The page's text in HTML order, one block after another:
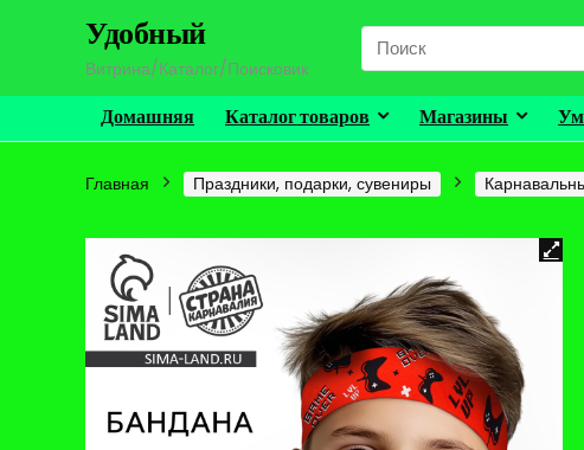
Удобный
Витрина/Каталог/Поисковик
Search
for:
Домашняя Каталог товаров Магазины
Главная Праздники, подарки, сувениры